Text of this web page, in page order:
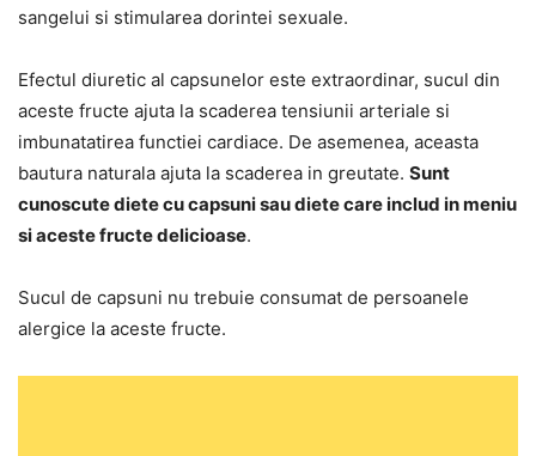
sangelui si stimularea dorintei sexuale.
Efectul diuretic al capsunelor este extraordinar, sucul din
aceste fructe ajuta la scaderea tensiunii arteriale si
imbunatatirea functiei cardiace. De asemenea, aceasta
bautura naturala ajuta la scaderea in greutate. Sunt
cunoscute diete cu capsuni sau diete care includ in meniu
si aceste fructe delicioase.
Sucul de capsuni nu trebuie consumat de persoanele
alergice la aceste fructe.